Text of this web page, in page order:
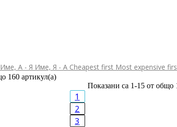
Име, А - Я Име, Я - А Cheapest first Most expensive
160 артикул(а)
Показани са 1-15 от общо
1
2
3